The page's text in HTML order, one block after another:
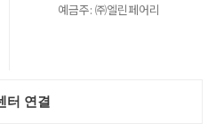
예금주: ㈜엘린페어리
터 연결